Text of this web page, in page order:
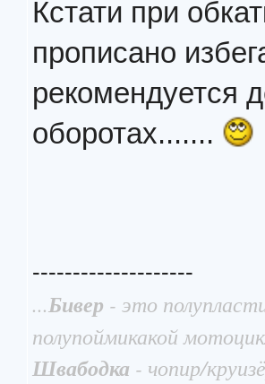
Кстати при
прописано
рекомендуется
оборотах.......
--------------------
...Бивер - это
полупоймикакой
Швабодка - чопир/